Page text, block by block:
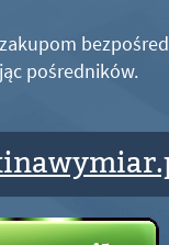
pośredników.